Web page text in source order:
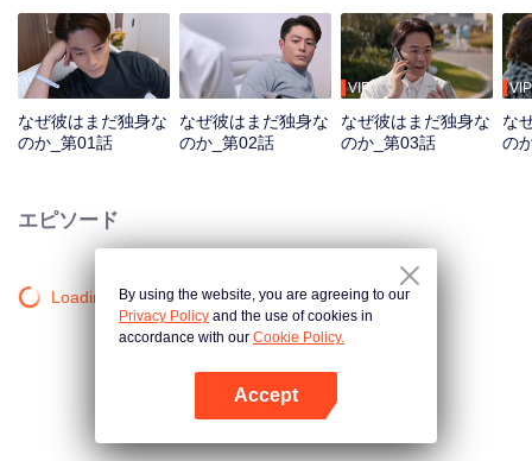
のか？この風変わりな独身の叔父は、ついに理想の女性と出会った時、どの
ように状況に対処し、彼女の心を掴むのだろうか？食に決まった好みはな
い。自分の口に合うものは貴重だ！結婚を拒む男などいない。ただ、運命の
人を見つけていないだけなのだ。
なぜ彼はまだ独身な
のか_第01話
なぜ彼はまだ独身な
のか_第02話
VIP
なぜ彼はまだ独身な
のか_第03話
VIP
な
の
エピソード
Loading…By using the website, you are agreeing to our
Privacy Policy and the use of cookies in
accordance with our Cookie Policy.
Accept